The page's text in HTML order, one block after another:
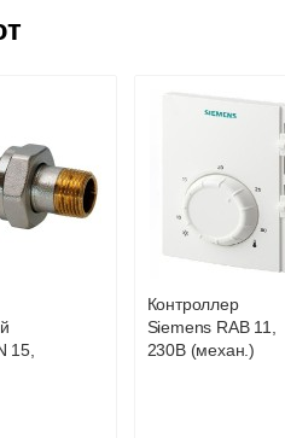
16-
36 818
с решеткой
GRILL.SGWL-16-
Подробнее
с
600
Конвектор
ITT.080.200.1200
решеткой
GRILL.SGA-20-
1200 brown
Подробнее
15,
Контроллер
Siemens RAB 11,
230В (механ.)